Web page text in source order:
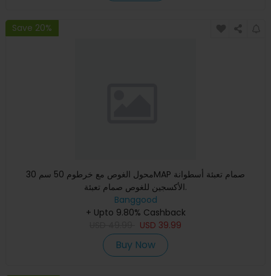
Save 20%
محول الغوص مع خرطوم 50 سم 30MAP صمام تعبئة أسطوانة
الأكسجين للغوص صمام تعبئة.
Banggood
+ Upto 9.80% Cashback
USD 39.99
Buy Now